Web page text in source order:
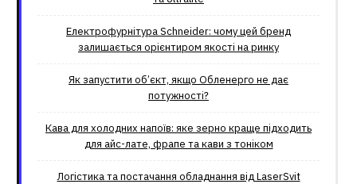
Електрофурнітура Schneider: чому цей бренд
залишається орієнтиром якості на ринку
Як запустити об’єкт, якщо Обленерго не дає
потужності?
Кава для холодних напоїв: яке зерно краще підходить
для айс-лате, фрапе та кави з тоніком
Логістика та постачання обладнання від LaserSvit